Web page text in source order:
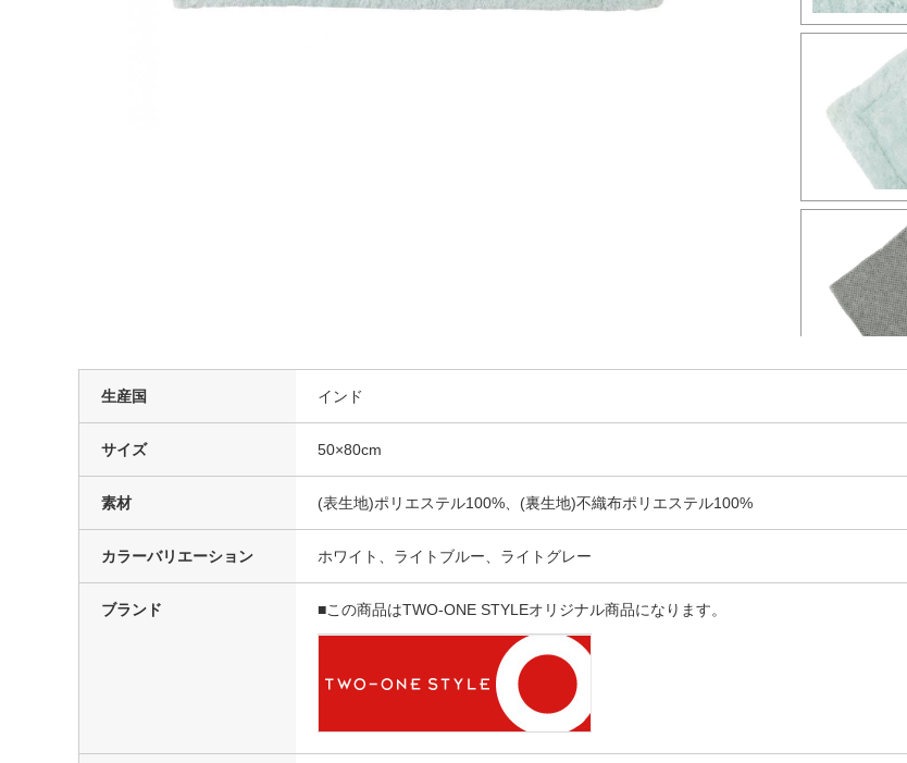
生産国 インド
サイズ 50×80cm
素材 (表生地)ポリエステル100%、(裏生地)不織布ポリエステル100%
カラーバリエーション ホワイト、ライトブルー、ライトグレー
ブランド ■この商品はTWO-ONE STYLEオリジナル商品になります。